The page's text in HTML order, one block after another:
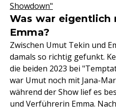
Showdown"
Was war eigentlich
Emma?
Zwischen Umut Tekin und
damals so richtig gefunkt.
die beiden 2023 bei
war Umut noch mit Jana-
während der Show lief es
und Verführerin Emma.